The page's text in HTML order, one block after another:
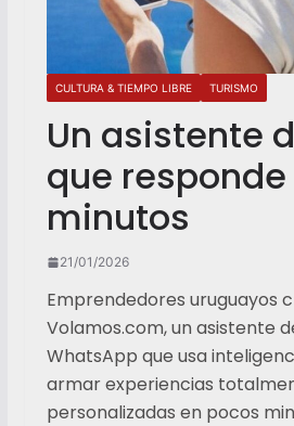
CULTURA & TIEMPO LIBRE TURISMO
Un asistente
que responde
minutos
21/01/2026
Emprendedores uruguayos
Volamos.com, un asistente
WhatsApp que usa
armar experiencias
personalizadas en pocos